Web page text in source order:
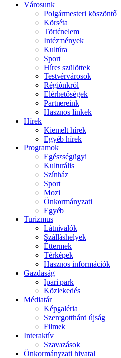
Városunk
Polgármesteri köszöntő
Körséta
Történelem
Intézmények
Kultúra
Sport
Híres szülöttek
Testvérvárosok
Régiónkról
Elérhetőségek
Partnereink
Hasznos linkek
Hírek
Kiemelt hírek
Egyéb hírek
Programok
Egészségügyi
Kulturális
Színház
Sport
Mozi
Önkormányzati
Egyéb
Turizmus
Látnivalók
Szálláshelyek
Éttermek
Térképek
Hasznos információk
Gazdaság
Ipari park
Közlekedés
Médiatár
Képgaléria
Szentgotthárd újság
Filmek
Interaktív
Szavazások
Önkormányzati hivatal